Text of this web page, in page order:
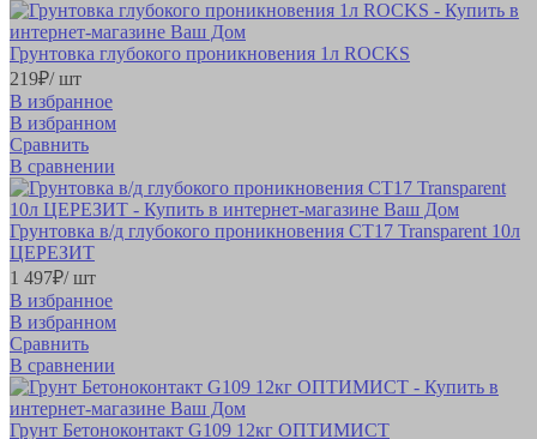
Грунтовка глубокого проникновения 1л ROCKS
219₽/ шт
В избранное
В избранном
Сравнить
В сравнении
Грунтовка в/д глубокого проникновения СТ17 Transparent 10л
ЦЕРЕЗИТ
1 497₽/ шт
В избранное
В избранном
Сравнить
В сравнении
Грунт Бетоноконтакт G109 12кг ОПТИМИСТ